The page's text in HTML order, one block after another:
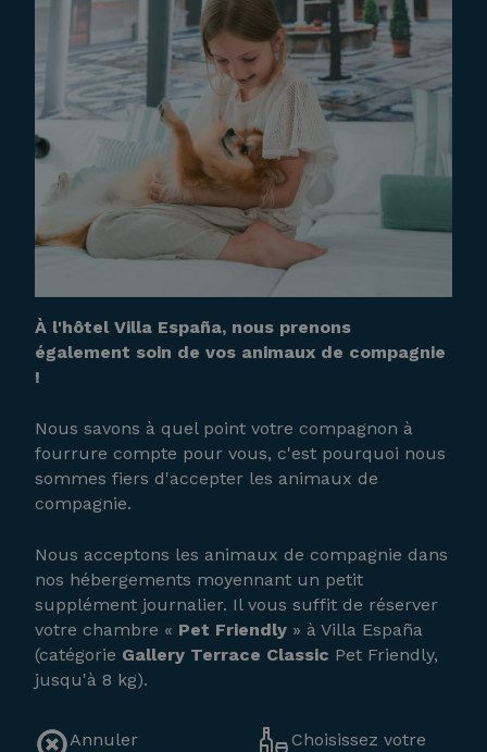
À l'hôtel Villa España, nous prenons
également soin de vos animaux de compagnie
!
Nous savons à quel point votre compagnon à
fourrure compte pour vous, c'est pourquoi nous
sommes fiers d'accepter les animaux de
compagnie.
Nous acceptons les animaux de compagnie dans
nos hébergements moyennant un petit
supplément journalier. Il vous suffit de réserver
votre chambre « Pet Friendly » à Villa España
(catégorie Gallery Terrace Classic Pet Friendly,
jusqu'à 8 kg).
Annuler
Choisissez votre